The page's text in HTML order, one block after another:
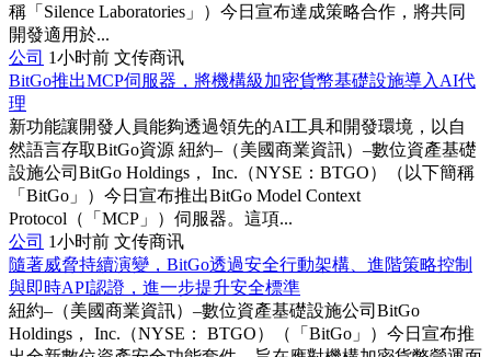
稱「Silence Laboratories」）今日宣布達成策略合作，將共同
開發適用於...
公司 1小时前 文传商讯
BitGo推出MCP伺服器，將機構級加密貨幣基礎設施導入AI代
理
新功能讓開發人員能夠透過領先的AI工具和開發環境，以自
然語言存取BitGo資源 紐約–（美國商業資訊）–數位資產基礎
設施公司BitGo Holdings， Inc.（NYSE：BTGO）（以下簡稱
「BitGo」）今日宣布推出BitGo Model Context
Protocol（「MCP」）伺服器。這項...
公司 1小时前 文传商讯
隨著威脅持續演變，BitGo透過安全行動架構、進階策略控制
與即時API認證，進一步提升安全標準
紐約–（美國商業資訊）–數位資產基礎設施公司BitGo
Holdings， Inc.（NYSE： BTGO）（「BitGo」）今日宣布推